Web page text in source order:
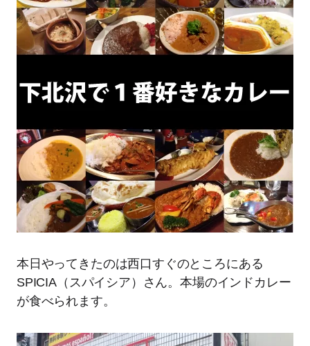
本日やってきたのは西口すぐのところにある
SPICIA（スパイシア）さん。本場のインドカレー
が食べられます。